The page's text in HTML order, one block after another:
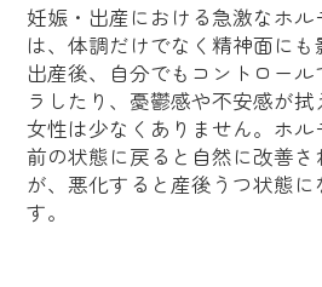
妊娠・出産における急激なホ
は、体調だけでなく精神面にも
出産後、自分でもコントロール
ラしたり、憂鬱感や不安感が
女性は少なくありません。ホ
前の状態に戻ると自然に改善
が、悪化すると産後うつ状態に
す。